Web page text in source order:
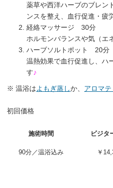
薬草や西洋ハーブのブレン
ンスを整え、血行促進・
経絡マッサージ 30分
ホルモンバランスや気（エ
ハーブソルトポット 20分
温熱効果で血行促進し、ハ
す♪
※ 温浴はよもぎ蒸しか、 アロマ
初回価格
施術時間 ビジタ
90分／温浴込み
￥